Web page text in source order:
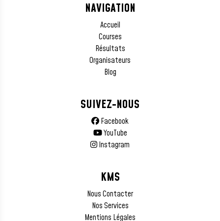
NAVIGATION
Accueil
Courses
Résultats
Organisateurs
Blog
SUIVEZ-NOUS
Facebook
YouTube
Instagram
KMS
Nous Contacter
Nos Services
Mentions Légales